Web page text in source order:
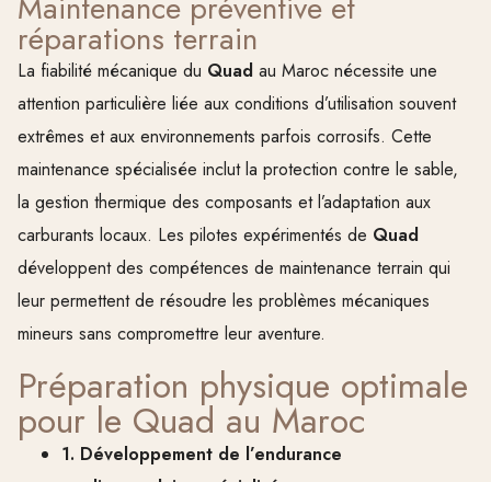
réparations terrain
La fiabilité mécanique du Quad au Maroc nécessite une
attention particulière liée aux conditions d’utilisation souvent
extrêmes et aux environnements parfois corrosifs. Cette
maintenance spécialisée inclut la protection contre le sable,
la gestion thermique des composants et l’adaptation aux
carburants locaux. Les pilotes expérimentés de Quad
développent des compétences de maintenance terrain qui
leur permettent de résoudre les problèmes mécaniques
mineurs sans compromettre leur aventure.
Préparation physique optimale
pour le Quad au Maroc
1. Développement de l’endurance